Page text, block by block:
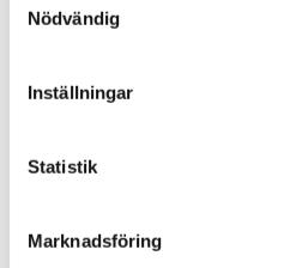
Nödvändig
Inställningar
Statistik
Marknadsföring
260.00kr